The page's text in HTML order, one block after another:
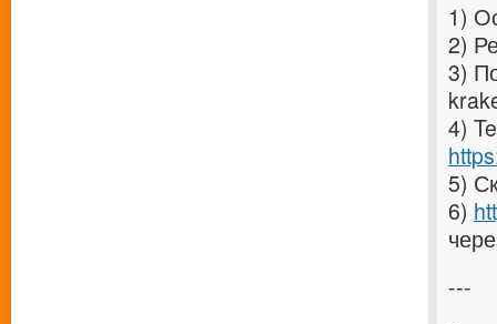
1)
2)
3)
4)
5)
6)
---